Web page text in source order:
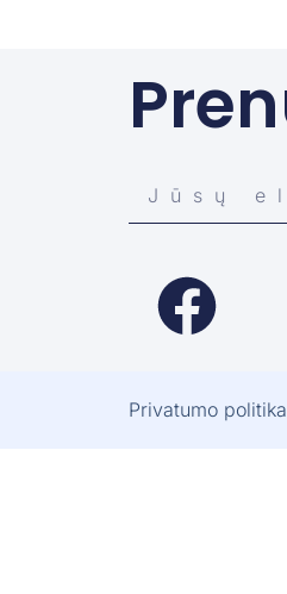
Privatumo politika